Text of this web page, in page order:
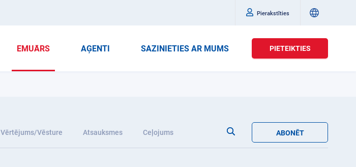
Pierakstīties
EMUĀRS AĢENTI SAZINIETIES AR MUMS PIETEIKTIES
Vērtējums/Vēsture Atsauksmes Ceļojums ABONĒT